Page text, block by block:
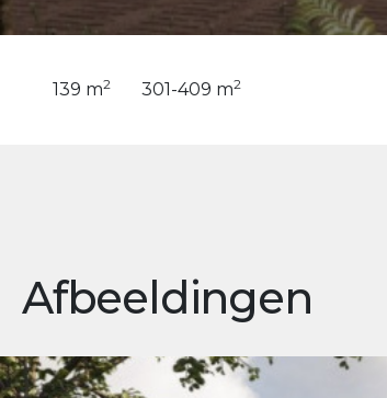
139 m2 301-409 m2
Afbeeldingen